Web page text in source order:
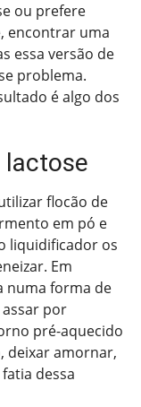
ou prefere
encontrar uma
essa versão de
problema.
é algo dos
lactose
flocão de
em pó e
liquidificador os
Em
numa forma de
por
pré-aquecido
deixar amornar,
dessa